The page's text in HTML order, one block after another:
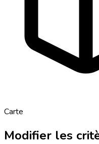
Carte
Modifier les